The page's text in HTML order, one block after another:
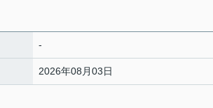
-
2026年08月03日